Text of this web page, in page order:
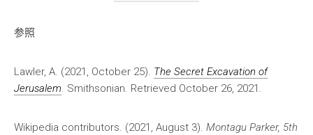
参照
Lawler, A. (2021, October 25). The Secret Excavation of
Jerusalem. Smithsonian. Retrieved October 26, 2021.
Wikipedia contributors. (2021, August 3). Montagu Parker, 5th